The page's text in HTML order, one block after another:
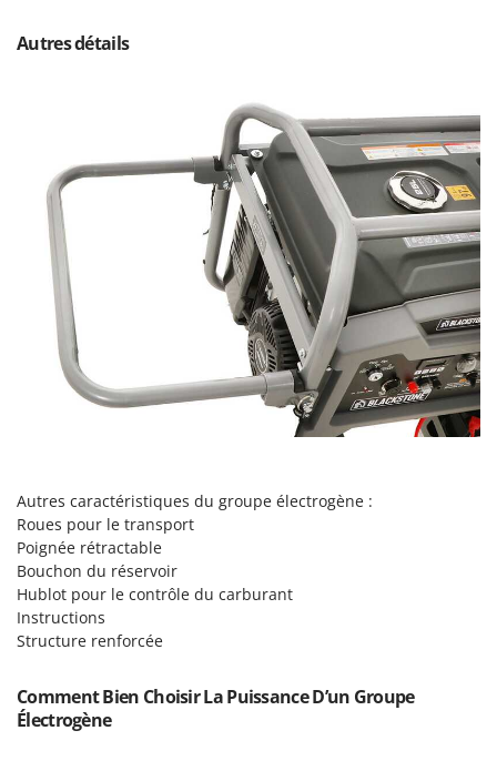
Royal Food
Santos
Sbaraglia
Schnitzer
Seven Italy
Shark
Silky
Simatech
Sirman
Smeg
Snapper
Solidur
Spice Electronics
Spiralmac
Spyro
Autres détails
Autres caractéristiques du groupe électrogène :
Roues pour le transport
Poignée rétractable
Bouchon du réservoir
Hublot pour le contrôle du carburant
Instructions
Structure renforcée
Comment Bien Choisir La Puissance D’un Groupe
Électrogène